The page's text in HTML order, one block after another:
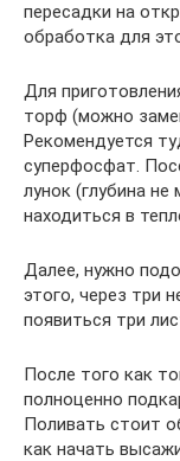
пересадки на
обработка для
Для
торф (можно
Рекомендуется
суперфосфат.
лунок (глубина
находиться в
Далее, нужно
этого, через три
появиться три
После того как
полноценно
Поливать стоит
как начать